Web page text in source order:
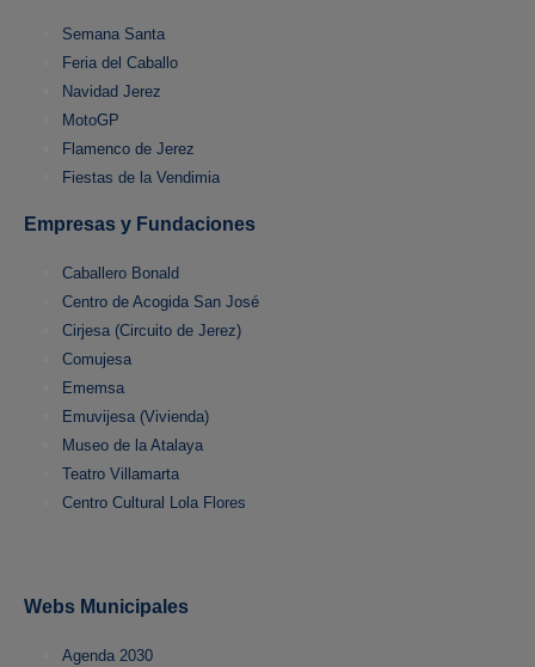
Semana Santa
Feria del Caballo
Navidad Jerez
MotoGP
Flamenco de Jerez
Fiestas de la Vendimia
Empresas y Fundaciones
Caballero Bonald
Centro de Acogida San José
Cirjesa (Circuito de Jerez)
Comujesa
Ememsa
Emuvijesa (Vivienda)
Museo de la Atalaya
Teatro Villamarta
Centro Cultural Lola Flores
Webs Municipales
Agenda 2030